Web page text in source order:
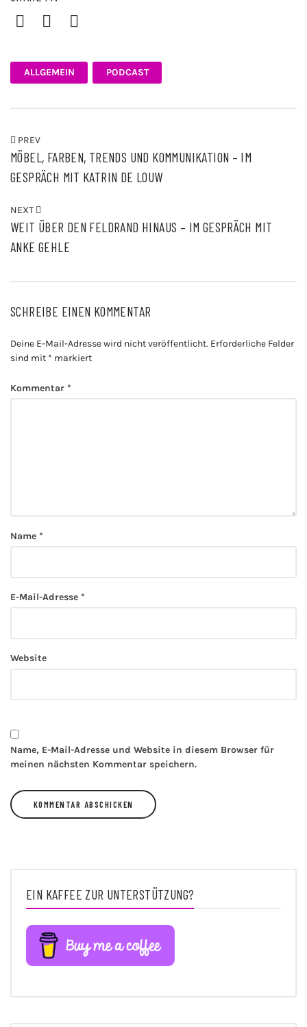
FacebookTwitterPinterest
ALLGEMEIN PODCAST
PREV
MÖBEL, FARBEN, TRENDS UND KOMMUNIKATION – IM
GESPRÄCH MIT KATRIN DE LOUW
NEXT
WEIT ÜBER DEN FELDRAND HINAUS – IM GESPRÄCH MIT
ANKE GEHLE
SCHREIBE EINEN KOMMENTAR
Deine E-Mail-Adresse wird nicht veröffentlicht. Erforderliche Felder
sind mit * markiert
Kommentar *
Name *
E-Mail-Adresse *
Website
Name, E-Mail-Adresse und Website in diesem Browser für
meinen nächsten Kommentar speichern.
EIN KAFFEE ZUR UNTERSTÜTZUNG?